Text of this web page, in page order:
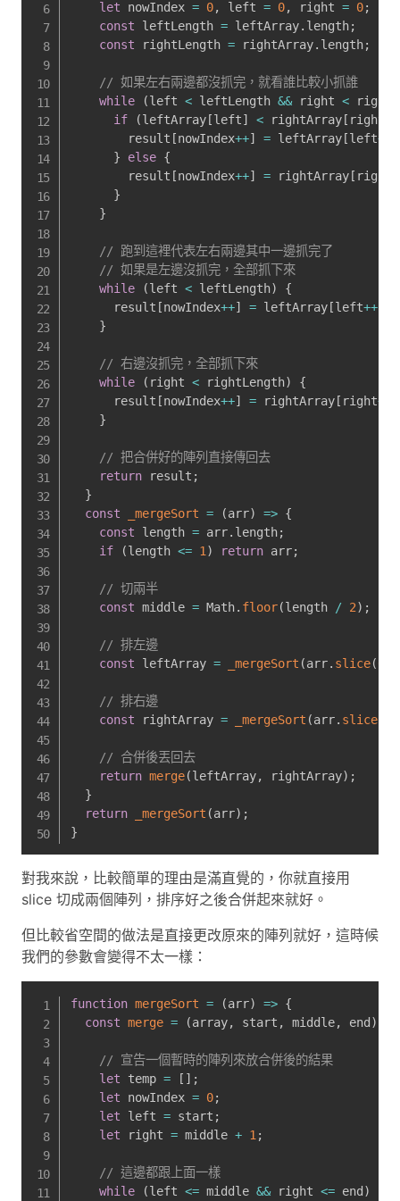
let nowIndex = 0, left = 0, right = 0;
const leftLength = leftArray. length;
const rightLength = rightArray. length;
// 如果左右兩邊都沒抓完，就看誰比較小抓誰
while
(left < leftLength && right <
if
(leftArray[left] < rightArray[ right
        result
[nowIndex++] = leftArray[left++
}
else {
        result
[nowIndex++] = rightArray[ right
}
}
// 跑到這裡代表左右兩邊其中一邊抓完了
// 如果是左邊沒抓完，全部抓下來
while
(left < leftLength)
{
      result
[nowIndex++] = leftArray[left++]
}
// 右邊沒抓完，全部抓下來
while
( right < rightLength)
{
      result
[nowIndex++] = rightArray[ right++
}
// 把合併好的陣列直接傳回去
return result ;
}
const
_mergeSort = (arr) => {
const length = arr. length;
if
(length <= 1 ) return arr;
// 切兩半
const middle = Math. floor(length / 2) ;
// 排左邊
const leftArray = _mergeSort (arr. slice(
// 排右邊
const rightArray = _mergeSort (arr. slice(
// 合併後丟回去
return merge(leftArray, rightArray) ;
}
return
_mergeSort (arr) ;
}
對我來說，比較簡單的理由是滿直覺的，你就直接用
slice 切成兩個陣列，排序好之後合併起來就好。
但比較省空間的做法是直接更改原來的陣列就好，這時候
我們的參數會變得不太一樣：
function mergeSort = (arr) => {
const merge = (array, start , middle, end )
// 宣告一個暫時的陣列來放合併後的結果
let temp = [ ] ;
let nowIndex = 0;
let left = start ;
let right = middle + 1 ;
// 這邊都跟上面一樣
while
(left <= middle && right <= end )